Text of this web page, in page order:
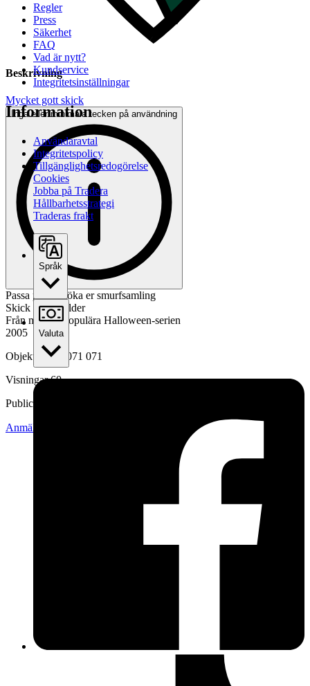
Beskrivning
Mycket gott skick
Inga eller minimala tecken på användning
Passa på att utöka er smurfsamling
Skick enligt bilder
Från mycket populära Halloween-serien
2005
Objektnr
741 071 071
Visningar 60
Publicerad
Anmäl
Regler
Press
Säkerhet
FAQ
Vad är nytt?
Kundservice
Integritetsinställningar
Information
Användaravtal
Integritetspolicy
Tillgänglighetsredogörelse
Cookies
Jobba på Tradera
Hållbarhetsstrategi
Traderas frakt
Språk
Valuta